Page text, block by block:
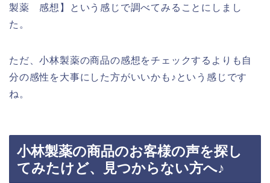
製薬 感想】という感じで調べてみることにしまし
た。
ただ、小林製薬の商品の感想をチェックするよりも自
分の感性を大事にした方がいいかも♪という感じです
ね。
小林製薬の商品のお客様の声を探し
てみたけど、見つからない方へ♪